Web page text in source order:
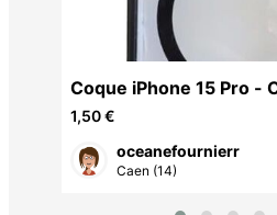
Coque iPhone 15 Pro -
MagSafe
1,50 €
oceanefournierr
Caen (14)